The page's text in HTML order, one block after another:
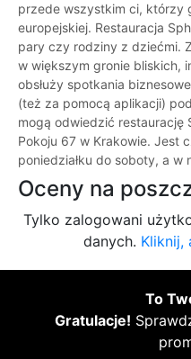
przede wszystkim ci, którzy
europejskiej. Restauracja
pary czy rodziny z dziećmi.
w większym gronie bliskich,
obsłuży spotkania
(też za pomocą aplikacji)
mogą odwiedzić restaurację
Pokoju 67 w Krakowie. Jest
poniedziałku do soboty, a
Oceny na
Tylko zalogowani
danych. Kliknij,
To
Gratulacje!